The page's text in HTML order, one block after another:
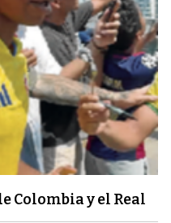
Colombia y el Real